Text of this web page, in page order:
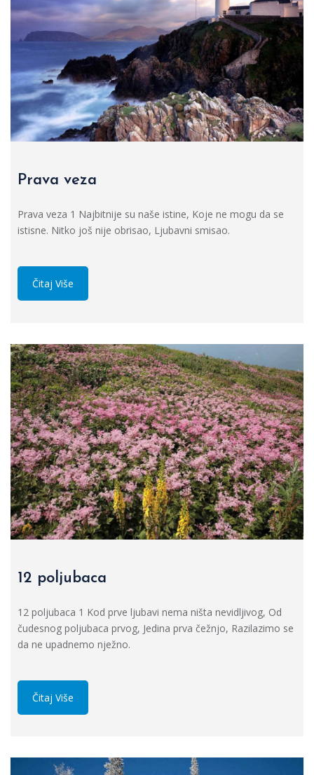
Prava veza
Prava veza 1 Najbitnije su naše istine, Koje ne mogu da se
istisne. Nitko još nije obrisao, Ljubavni smisao.
Čitaj Više
12 poljubaca
12 poljubaca 1 Kod prve ljubavi nema ništa nevidljivog, Od
čudesnog poljubaca prvog, Jedina prva čežnjo, Razilazimo se
da ne upadnemo nježno.
Čitaj Više